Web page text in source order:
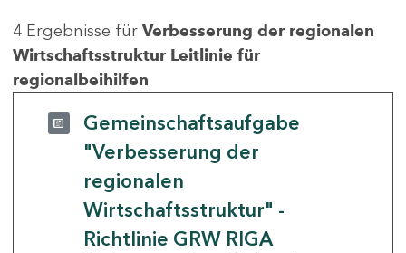
4 Ergebnisse für Verbesserung der regionalen
Wirtschaftsstruktur Leitlinie für
regionalbeihilfen
Gemeinschaftsaufgabe
"Verbesserung der
regionalen
Wirtschaftsstruktur" -
Richtlinie GRW RIGA